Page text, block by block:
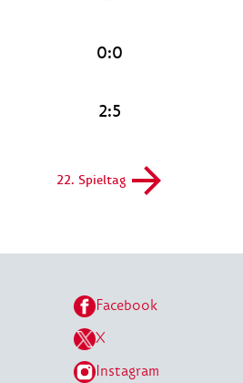
0:0
2:5
22. Spieltag
Facebook
X
Instagram